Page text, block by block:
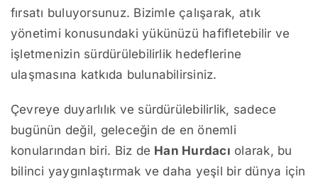
fırsatı buluyorsunuz. Bizimle çalışarak, atık
yönetimi konusundaki yükünüzü hafifletebilir ve
işletmenizin sürdürülebilirlik hedeflerine
ulaşmasına katkıda bulunabilirsiniz.
Çevreye duyarlılık ve sürdürülebilirlik, sadece
bugünün değil, geleceğin de en önemli
konularından biri. Biz de Han Hurdacı olarak, bu
bilinci yaygınlaştırmak ve daha yeşil bir dünya için